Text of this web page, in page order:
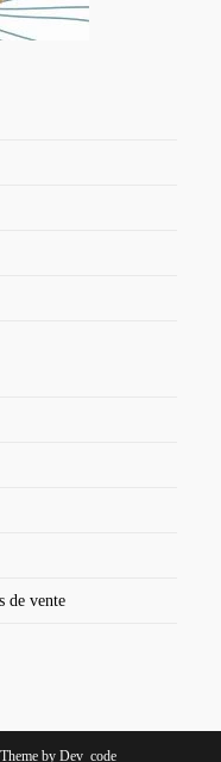
de vente
by Dev_code